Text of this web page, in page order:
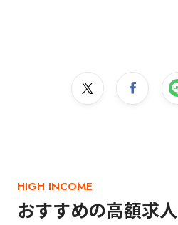
HIGH INCOME
おすすめの高額求人